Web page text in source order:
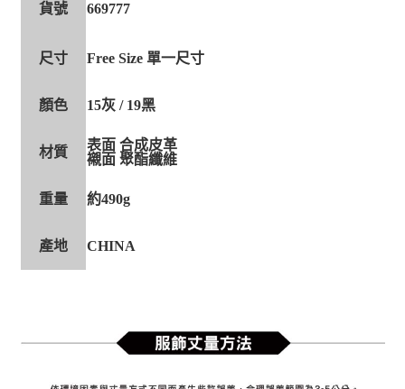
貨號 669777
尺寸 Free Size 單一尺寸
顏色 15灰 / 19黑
材質
表面 合成皮革
襯面 聚酯纖維
重量 約490g
產地 CHINA